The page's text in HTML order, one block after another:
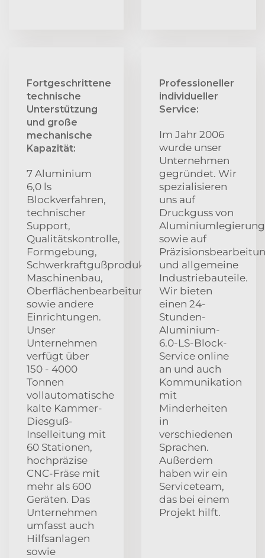
Fortgeschrittene
technische
Unterstützung
und große
mechanische
Kapazität:
7 Aluminium
6,0 ls
Blockverfahren,
technischer
Support,
Qualitätskontrolle,
Formgebung,
Schwerkraftgußproduktion,
Maschinenbau,
Oberflächenbearbeitung
sowie andere
Einrichtungen.
Unser
Unternehmen
verfügt über
150 - 4000
Tonnen
vollautomatische
kalte Kammer-
Diesguß-
Inselleitung mit
60 Stationen,
hochpräzise
CNC-Fräse mit
mehr als 600
Geräten. Das
Unternehmen
umfasst auch
Hilfsanlagen
sowie
Professioneller
individueller
Service:
Im Jahr 2006
wurde unser
Unternehmen
gegründet. Wir
spezialisieren
uns auf
Druckguss von
sowie auf
und allgemeine
Industriebauteile.
Wir bieten
einen 24-
Stunden-
Aluminium-
6.0-LS-Block-
Service online
an und auch
Kommunikation
mit
Minderheiten
in
verschiedenen
Sprachen.
Außerdem
haben wir ein
Serviceteam,
das bei einem
Projekt hilft.